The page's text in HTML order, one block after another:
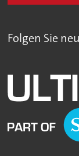
Folgen Sie